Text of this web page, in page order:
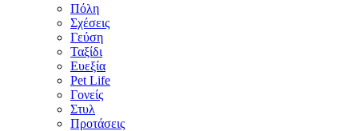
Πόλη
Σχέσεις
Γεύση
Ταξίδι
Ευεξία
Pet Life
Γονείς
Στυλ
Προτάσεις